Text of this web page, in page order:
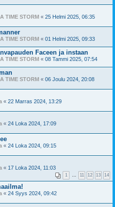
TIME STORM « 25 Helmi 2025, 06:35
TIME STORM « 01 Helmi 2025, 09:33
Faceen ja instaan
TIME STORM « 08 Tammi 2025, 07:54
TIME STORM « 06 Joulu 2024, 20:08
« 22 Marras 2024, 13:29
« 24 Loka 2024, 17:09
« 24 Loka 2024, 09:15
« 17 Loka 2024, 11:03
1 … 11 12 13 14
« 24 Syys 2024, 09:42